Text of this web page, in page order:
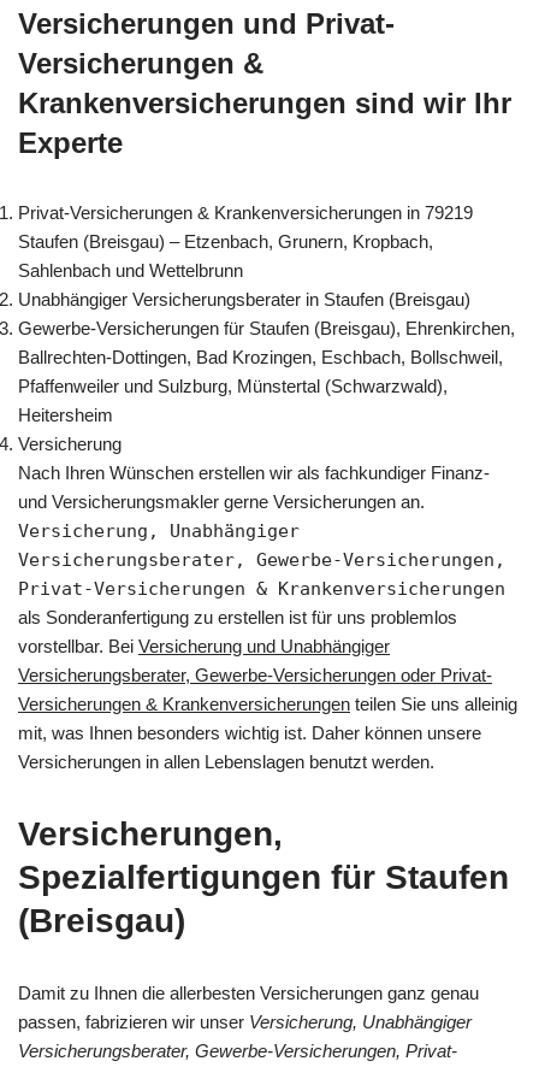
Versicherungen und Privat-
Versicherungen &
Krankenversicherungen sind wir Ihr
Experte
Privat-Versicherungen & Krankenversicherungen in 79219
Staufen (Breisgau) – Etzenbach, Grunern, Kropbach,
Sahlenbach und Wettelbrunn
Unabhängiger Versicherungsberater in Staufen (Breisgau)
Gewerbe-Versicherungen für Staufen (Breisgau), Ehrenkirchen,
Ballrechten-Dottingen, Bad Krozingen, Eschbach, Bollschweil,
Pfaffenweiler und Sulzburg, Münstertal (Schwarzwald),
Heitersheim
Versicherung
Nach Ihren Wünschen erstellen wir als fachkundiger Finanz-
und Versicherungsmakler gerne Versicherungen an.
Versicherung, Unabhängiger
Versicherungsberater, Gewerbe-Versicherungen,
Privat-Versicherungen & Krankenversicherungen
als Sonderanfertigung zu erstellen ist für uns problemlos
vorstellbar. Bei Versicherung und Unabhängiger
Versicherungsberater, Gewerbe-Versicherungen oder Privat-
Versicherungen & Krankenversicherungen teilen Sie uns alleinig
mit, was Ihnen besonders wichtig ist. Daher können unsere
Versicherungen in allen Lebenslagen benutzt werden.
Versicherungen,
Spezialfertigungen für Staufen
(Breisgau)
Damit zu Ihnen die allerbesten Versicherungen ganz genau
passen, fabrizieren wir unser Versicherung, Unabhängiger
Versicherungsberater, Gewerbe-Versicherungen, Privat-